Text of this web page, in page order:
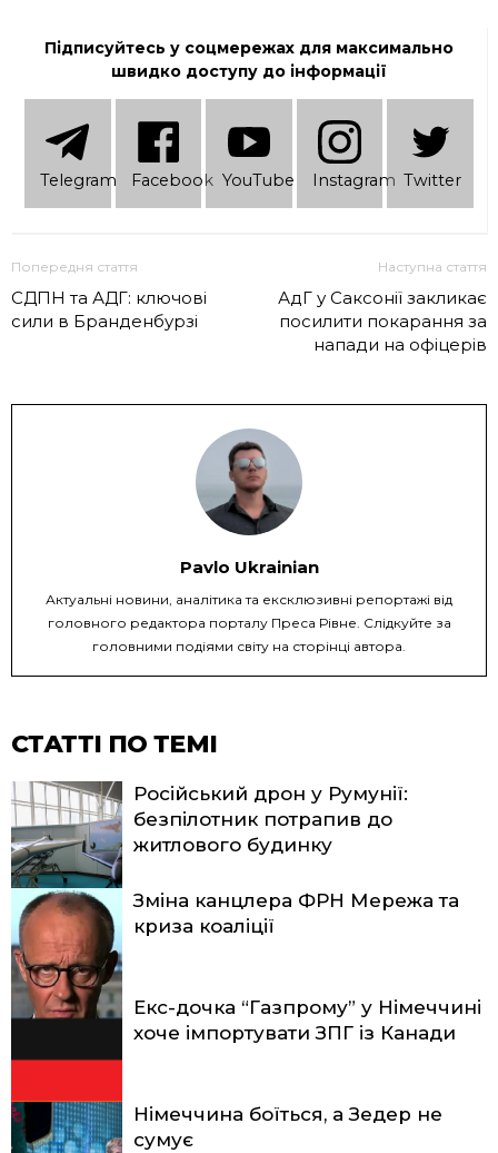
Підписуйтесь у соцмережах для максимально
швидко доступу до інформації
Telеgram Facebook YouTube Instagram Twitter
Попередня стаття
СДПН та АДГ: ключові
сили в Бранденбурзі
Наступна стаття
АдГ у Саксонії закликає
посилити покарання за
напади на офіцерів
Pavlo Ukrainian
Актуальні новини, аналітика та ексклюзивні репортажі від
головного редактора порталу Преса Рівне. Слідкуйте за
головними подіями світу на сторінці автора.
СТАТТІ ПО ТЕМІ
Російський дрон у Румунії:
безпілотник потрапив до
житлового будинку
Зміна канцлера ФРН Мережа та
криза коаліції
Екс-дочка “Газпрому” у Німеччині
хоче імпортувати ЗПГ із Канади
Німеччина боїться, а Зедер не
сумує